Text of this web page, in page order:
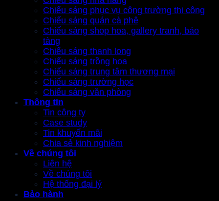
Chiếu sáng phục vụ công trường thi công
Chiếu sáng quán cà phê
Chiếu sáng shop hoa, gallery tranh, bảo
tàng
Chiếu sáng thanh long
Chiếu sáng trồng hoa
Chiếu sáng trung tâm thương mại
Chiếu sáng trường học
Chiếu sáng văn phòng
Thông tin
Tin công ty
Case study
Tin khuyến mãi
Chia sẻ kinh nghiệm
Về chúng tôi
Liên hệ
Về chúng tôi
Hệ thống đại lý
Bảo hành